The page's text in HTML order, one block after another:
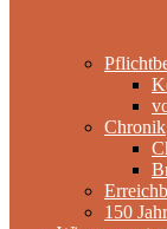
Chronik
150